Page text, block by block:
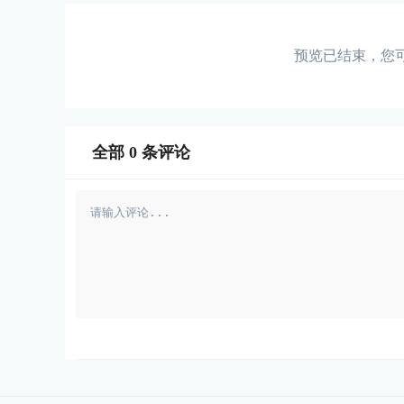
预览已结束，您
全部 0 条评论